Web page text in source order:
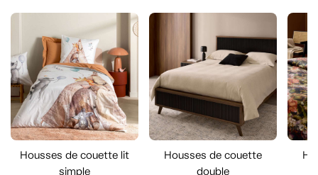
Housses de couette lit
simple
Housses de couette
double